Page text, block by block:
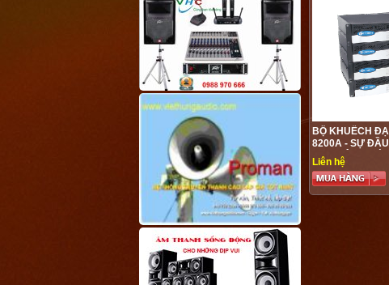
BỘ KHUẾCH
8200A - SỰ
CHO HỘI
Liên hệ